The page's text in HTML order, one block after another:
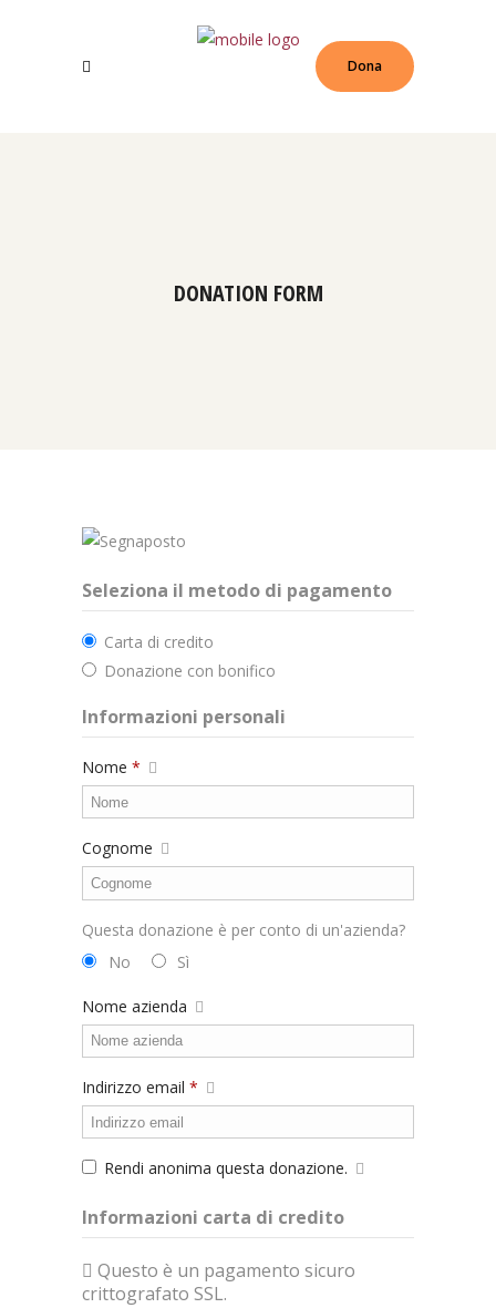
Dona
DONATION FORM
Seleziona il metodo di pagamento
Carta di credito
Donazione con bonifico
Informazioni personali
Nome *
Cognome
Questa donazione è per conto di un'azienda?
No
Sì
Nome azienda
Indirizzo email *
Rendi anonima questa donazione.
Informazioni carta di credito
Questo è un pagamento sicuro
crittografato SSL.